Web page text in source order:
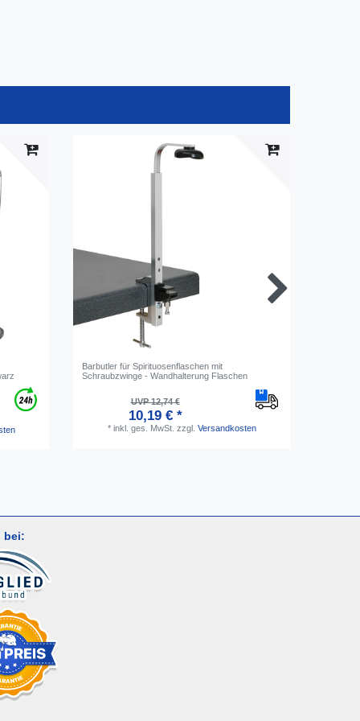
Barbutler für Spirituosenflaschen mit
Schraubzwinge - Wandhalterung Flaschen
UVP 12,74 €
10,19 € *
* inkl. ges. MwSt. zzgl. Versandkosten
bei: